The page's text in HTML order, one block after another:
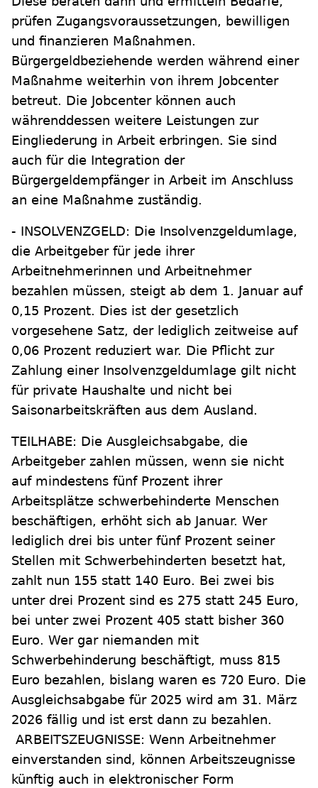
prüfen Zugangsvoraussetzungen, bewilligen
und finanzieren Maßnahmen.
Bürgergeldbeziehende werden während einer
Maßnahme weiterhin von ihrem Jobcenter
betreut. Die Jobcenter können auch
währenddessen weitere Leistungen zur
Eingliederung in Arbeit erbringen. Sie sind
auch für die Integration der
Bürgergeldempfänger in Arbeit im Anschluss
an eine Maßnahme zuständig.
- INSOLVENZGELD: Die Insolvenzgeldumlage,
die Arbeitgeber für jede ihrer
Arbeitnehmerinnen und Arbeitnehmer
bezahlen müssen, steigt ab dem 1. Januar auf
0,15 Prozent. Dies ist der gesetzlich
vorgesehene Satz, der lediglich zeitweise auf
0,06 Prozent reduziert war. Die Pflicht zur
Zahlung einer Insolvenzgeldumlage gilt nicht
für private Haushalte und nicht bei
Saisonarbeitskräften aus dem Ausland.
TEILHABE: Die Ausgleichsabgabe, die
Arbeitgeber zahlen müssen, wenn sie nicht
auf mindestens fünf Prozent ihrer
Arbeitsplätze schwerbehinderte Menschen
beschäftigen, erhöht sich ab Januar. Wer
lediglich drei bis unter fünf Prozent seiner
Stellen mit Schwerbehinderten besetzt hat,
zahlt nun 155 statt 140 Euro. Bei zwei bis
unter drei Prozent sind es 275 statt 245 Euro,
bei unter zwei Prozent 405 statt bisher 360
Euro. Wer gar niemanden mit
Schwerbehinderung beschäftigt, muss 815
Euro bezahlen, bislang waren es 720 Euro. Die
Ausgleichsabgabe für 2025 wird am 31. März
2026 fällig und ist erst dann zu bezahlen.
ARBEITSZEUGNISSE: Wenn Arbeitnehmer
einverstanden sind, können Arbeitszeugnisse
künftig auch in elektronischer Form